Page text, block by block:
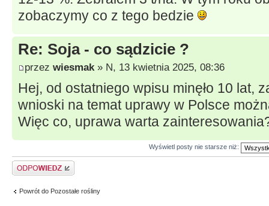
zobaczymy co z tego bedzie
Re: Soja - co sądzicie ?
przez wiesmak » N, 13 kwietnia 2025, 08:36
Hej, od ostatniego wpisu minęło 10 lat,
wnioski na temat uprawy w Polsce
Więc co, uprawa warta
Wyświetl posty nie starsze niż:
Odpowiedz
Powrót do Pozostałe rośliny